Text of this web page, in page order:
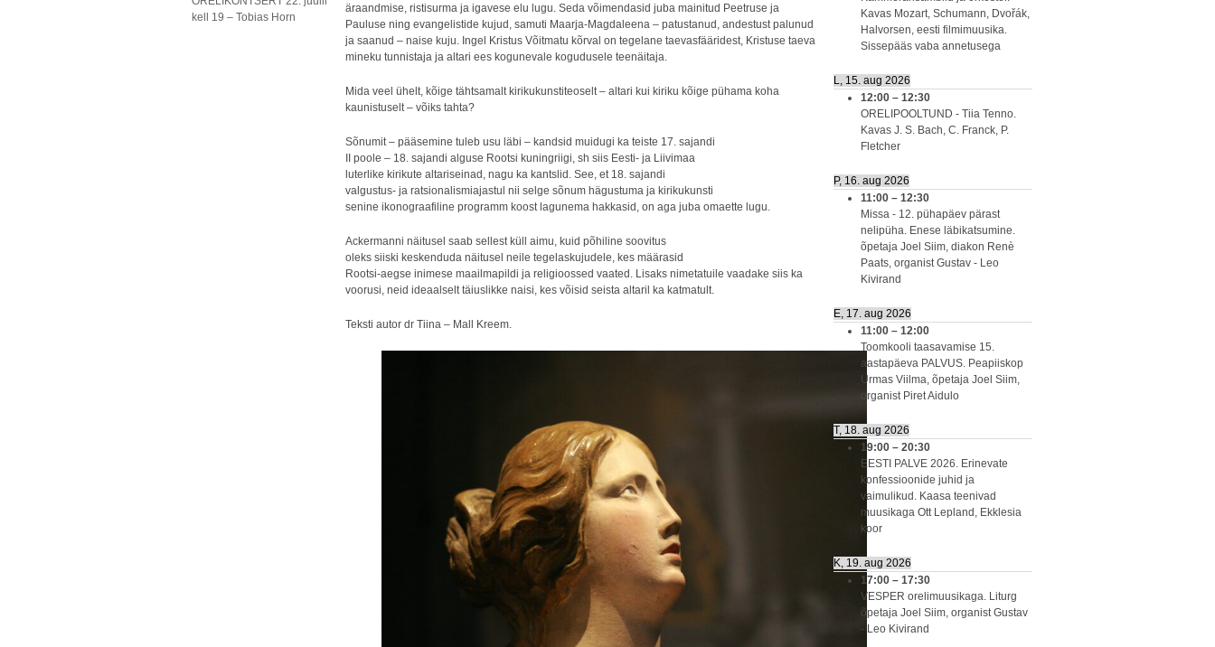
kell 19 – Tobias Horn
äraandmise, ristisurma ja igavese elu lugu. Seda võimendasid juba mainitud Peetruse ja
Pauluse ning evangelistide kujud, samuti Maarja-Magdaleena – patustanud, andestust palunud
ja saanud – naise kuju. Ingel Kristus Võitmatu kõrval on tegelane taevasfääridest, Kristuse taeva
mineku tunnistaja ja altari ees kogunevale kogudusele teenäitaja.
Mida veel ühelt, kõige tähtsamalt kirikukunstiteoselt – altari kui kiriku kõige pühama koha
kaunistuselt – võiks tahta?
Sõnumit – pääsemine tuleb usu läbi – kandsid muidugi ka teiste 17. sajandi
II poole – 18. sajandi alguse Rootsi kuningriigi, sh siis Eesti- ja Liivimaa
luterlike kirikute altariseinad, nagu ka kantslid. See, et 18. sajandi
valgustus- ja ratsionalismiajastul nii selge sõnum hägustuma ja kirikukunsti
senine ikonograafiline programm koost lagunema hakkasid, on aga juba omaette lugu.
Ackermanni näitusel saab sellest küll aimu, kuid põhiline soovitus
oleks siiski keskenduda näitusel neile tegelaskujudele, kes määrasid
Rootsi-aegse inimese maailmapildi ja religioossed vaated. Lisaks nimetatuile vaadake siis ka
voorusi, neid ideaalselt täiuslikke naisi, kes võisid seista altaril ka katmatult.
Teksti autor dr Tiina – Mall Kreem.
Kavas Mozart, Schumann, Dvořák,
Halvorsen, eesti filmimuusika.
Sissepääs vaba annetusega
L, 15. aug 2026
12:00 – 12:30
ORELIPOOLTUND - Tiia Tenno.
Kavas J. S. Bach, C. Franck, P.
Fletcher
P, 16. aug 2026
11:00 – 12:30
Missa - 12. pühapäev pärast
nelipüha. Enese läbikatsumine.
õpetaja Joel Siim, diakon Renè
Paats, organist Gustav - Leo
Kivirand
E, 17. aug 2026
11:00 – 12:00
Toomkooli taasavamise 15.
aastapäeva PALVUS. Peapiiskop
Urmas Viilma, õpetaja Joel Siim,
organist Piret Aidulo
T, 18. aug 2026
19:00 – 20:30
EESTI PALVE 2026. Erinevate
konfessioonide juhid ja
vaimulikud. Kaasa teenivad
muusikaga Ott Lepland, Ekklesia
koor
K, 19. aug 2026
17:00 – 17:30
VESPER orelimuusikaga. Liturg
õpetaja Joel Siim, organist Gustav
- Leo Kivirand